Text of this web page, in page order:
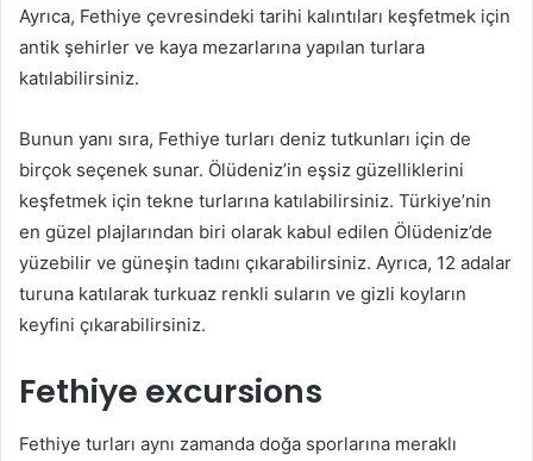
Ayrıca, Fethiye çevresindeki tarihi kalıntıları keşfetmek için
antik şehirler ve kaya mezarlarına yapılan turlara
katılabilirsiniz.
Bunun yanı sıra, Fethiye turları deniz tutkunları için de
birçok seçenek sunar. Ölüdeniz’in eşsiz güzelliklerini
keşfetmek için tekne turlarına katılabilirsiniz. Türkiye’nin
en güzel plajlarından biri olarak kabul edilen Ölüdeniz’de
yüzebilir ve güneşin tadını çıkarabilirsiniz. Ayrıca, 12 adalar
turuna katılarak turkuaz renkli suların ve gizli koyların
keyfini çıkarabilirsiniz.
Fethiye excursions
Fethiye turları aynı zamanda doğa sporlarına meraklı